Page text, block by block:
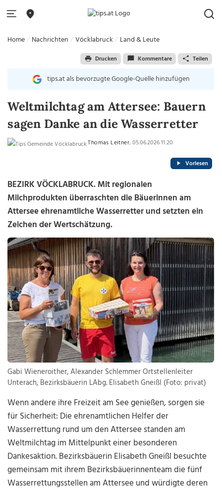
Home Nachrichten Vöcklabruck Land & Leute
Drucken Kommentare Teilen
tips.at als bevorzugte Google-Quelle hinzufügen
Weltmilchtag am Attersee: Bauern
sagen Danke an die Wasserretter
Thomas Leitner, 05.06.2026 11:20
Vorlesen
BEZIRK VÖCKLABRUCK. Mit regionalen
Milchprodukten überraschten die Bäuerinnen am
Attersee ehrenamtliche Wasserretter und setzten ein
Zeichen der Wertschätzung.
Gabi Wieneroither, Alexander Schlemmer Ortstellenleiter
Unterach, Bezirksbäuerin LAbg. Elisabeth Gneißl (Foto: privat)
Wenn andere ihre Freizeit am See genießen, sorgen sie
für Sicherheit: Die ehrenamtlichen Helfer der
Wasserrettung rund um den Attersee standen am
Weltmilchtag im Mittelpunkt einer besonderen
Dankesaktion. Bezirksbäuerin Elisabeth Gneißl besuchte
gemeinsam mit ihrem Bezirksbäuerinnenteam die fünf
Wasserrettungsstellen am Attersee und würdigte deren